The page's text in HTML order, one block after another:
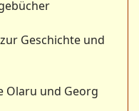
Geschichte und
Olaru und Georg